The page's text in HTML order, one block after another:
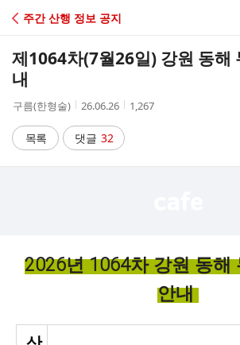
C
A
주간 산행 정보 공지
제1064차(7월26일) 강원 동해
내
작
자
구름(한형술)
작
시
간
26.06.26
조
1,267
목록 댓글 32
2026년 1064차 강원 동해
안내